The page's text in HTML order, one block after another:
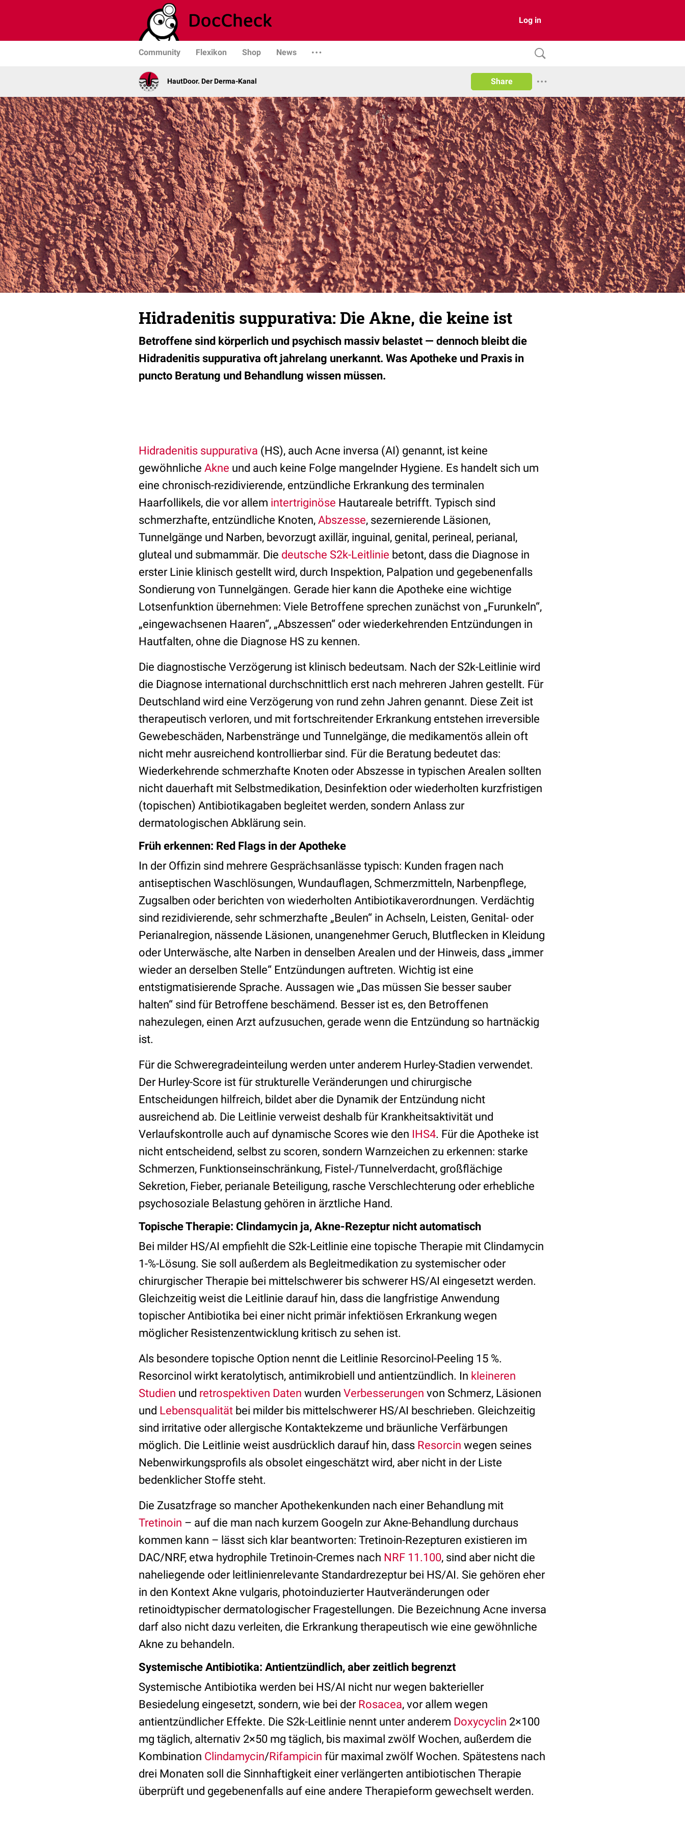
Log in
Community Flexikon Shop News
HautDoor. Der Derma-Kanal Share
Hidradenitis suppurativa: Die Akne, die keine ist
Betroffene sind körperlich und psychisch massiv belastet — dennoch bleibt die
Hidradenitis suppurativa oft jahrelang unerkannt. Was Apotheke und Praxis in
puncto Beratung und Behandlung wissen müssen.
Hidradenitis suppurativa (HS), auch Acne inversa (AI) genannt, ist keine
gewöhnliche Akne und auch keine Folge mangelnder Hygiene. Es handelt sich um
eine chronisch-rezidivierende, entzündliche Erkrankung des terminalen
Haarfollikels, die vor allem intertriginöse Hautareale betrifft. Typisch sind
schmerzhafte, entzündliche Knoten, Abszesse, sezernierende Läsionen,
Tunnelgänge und Narben, bevorzugt axillär, inguinal, genital, perineal, perianal,
gluteal und submammär. Die deutsche S2k-Leitlinie betont, dass die Diagnose in
erster Linie klinisch gestellt wird, durch Inspektion, Palpation und gegebenenfalls
Sondierung von Tunnelgängen. Gerade hier kann die Apotheke eine wichtige
Lotsenfunktion übernehmen: Viele Betroffene sprechen zunächst von „Furunkeln“,
„eingewachsenen Haaren“, „Abszessen“ oder wiederkehrenden Entzündungen in
Hautfalten, ohne die Diagnose HS zu kennen.
Die diagnostische Verzögerung ist klinisch bedeutsam. Nach der S2k-Leitlinie wird
die Diagnose international durchschnittlich erst nach mehreren Jahren gestellt. Für
Deutschland wird eine Verzögerung von rund zehn Jahren genannt. Diese Zeit ist
therapeutisch verloren, und mit fortschreitender Erkrankung entstehen irreversible
Gewebeschäden, Narbenstränge und Tunnelgänge, die medikamentös allein oft
nicht mehr ausreichend kontrollierbar sind. Für die Beratung bedeutet das:
Wiederkehrende schmerzhafte Knoten oder Abszesse in typischen Arealen sollten
nicht dauerhaft mit Selbstmedikation, Desinfektion oder wiederholten kurzfristigen
(topischen) Antibiotikagaben begleitet werden, sondern Anlass zur
dermatologischen Abklärung sein.
Früh erkennen: Red Flags in der Apotheke
In der Offizin sind mehrere Gesprächsanlässe typisch: Kunden fragen nach
antiseptischen Waschlösungen, Wundauflagen, Schmerzmitteln, Narbenpflege,
Zugsalben oder berichten von wiederholten Antibiotikaverordnungen. Verdächtig
sind rezidivierende, sehr schmerzhafte „Beulen“ in Achseln, Leisten, Genital- oder
Perianalregion, nässende Läsionen, unangenehmer Geruch, Blutflecken in Kleidung
oder Unterwäsche, alte Narben in denselben Arealen und der Hinweis, dass „immer
wieder an derselben Stelle“ Entzündungen auftreten. Wichtig ist eine
entstigmatisierende Sprache. Aussagen wie „Das müssen Sie besser sauber
halten“ sind für Betroffene beschämend. Besser ist es, den Betroffenen
nahezulegen, einen Arzt aufzusuchen, gerade wenn die Entzündung so hartnäckig
ist.
Für die Schweregradeinteilung werden unter anderem Hurley-Stadien verwendet.
Der Hurley-Score ist für strukturelle Veränderungen und chirurgische
Entscheidungen hilfreich, bildet aber die Dynamik der Entzündung nicht
ausreichend ab. Die Leitlinie verweist deshalb für Krankheitsaktivität und
Verlaufskontrolle auch auf dynamische Scores wie den IHS4. Für die Apotheke ist
nicht entscheidend, selbst zu scoren, sondern Warnzeichen zu erkennen: starke
Schmerzen, Funktionseinschränkung, Fistel-/Tunnelverdacht, großflächige
Sekretion, Fieber, perianale Beteiligung, rasche Verschlechterung oder erhebliche
psychosoziale Belastung gehören in ärztliche Hand.
Topische Therapie: Clindamycin ja, Akne-Rezeptur nicht automatisch
Bei milder HS/AI empfiehlt die S2k-Leitlinie eine topische Therapie mit Clindamycin
1-%-Lösung. Sie soll außerdem als Begleitmedikation zu systemischer oder
chirurgischer Therapie bei mittelschwerer bis schwerer HS/AI eingesetzt werden.
Gleichzeitig weist die Leitlinie darauf hin, dass die langfristige Anwendung
topischer Antibiotika bei einer nicht primär infektiösen Erkrankung wegen
möglicher Resistenzentwicklung kritisch zu sehen ist.
Als besondere topische Option nennt die Leitlinie Resorcinol-Peeling 15 %.
Resorcinol wirkt keratolytisch, antimikrobiell und antientzündlich. In kleineren
Studien und retrospektiven Daten wurden Verbesserungen von Schmerz, Läsionen
und Lebensqualität bei milder bis mittelschwerer HS/AI beschrieben. Gleichzeitig
sind irritative oder allergische Kontaktekzeme und bräunliche Verfärbungen
möglich. Die Leitlinie weist ausdrücklich darauf hin, dass Resorcin wegen seines
Nebenwirkungsprofils als obsolet eingeschätzt wird, aber nicht in der Liste
bedenklicher Stoffe steht.
Die Zusatzfrage so mancher Apothekenkunden nach einer Behandlung mit
Tretinoin – auf die man nach kurzem Googeln zur Akne-Behandlung durchaus
kommen kann – lässt sich klar beantworten: Tretinoin-Rezepturen existieren im
DAC/NRF, etwa hydrophile Tretinoin-Cremes nach NRF 11.100, sind aber nicht die
naheliegende oder leitlinienrelevante Standardrezeptur bei HS/AI. Sie gehören eher
in den Kontext Akne vulgaris, photoinduzierter Hautveränderungen oder
retinoidtypischer dermatologischer Fragestellungen. Die Bezeichnung Acne inversa
darf also nicht dazu verleiten, die Erkrankung therapeutisch wie eine gewöhnliche
Akne zu behandeln.
Systemische Antibiotika: Antientzündlich, aber zeitlich begrenzt
Systemische Antibiotika werden bei HS/AI nicht nur wegen bakterieller
Besiedelung eingesetzt, sondern, wie bei der Rosacea, vor allem wegen
antientzündlicher Effekte. Die S2k-Leitlinie nennt unter anderem Doxycyclin 2×100
mg täglich, alternativ 2×50 mg täglich, bis maximal zwölf Wochen, außerdem die
Kombination Clindamycin/Rifampicin für maximal zwölf Wochen. Spätestens nach
drei Monaten soll die Sinnhaftigkeit einer verlängerten antibiotischen Therapie
überprüft und gegebenenfalls auf eine andere Therapieform gewechselt werden.